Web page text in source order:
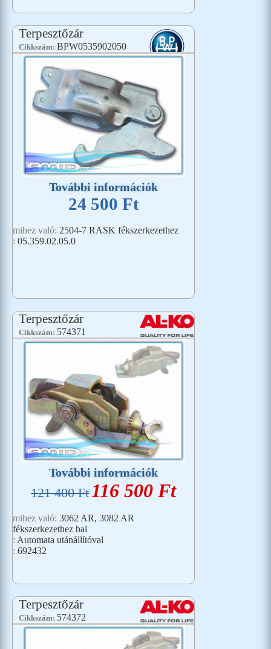
Terpesztőzár
Cikkszám: BPW0535902050
További információk
24 500 Ft
mihez való: 2504-7 RASK fékszerkezethez
: 05.359.02.05.0
Terpesztőzár
Cikkszám: 574371
További információk
121 400 Ft 116 500 Ft
mihez való: 3062 AR, 3082 AR
fékszerkezethez bal
: Automata utánállítóval
: 692432
Terpesztőzár
Cikkszám: 574372